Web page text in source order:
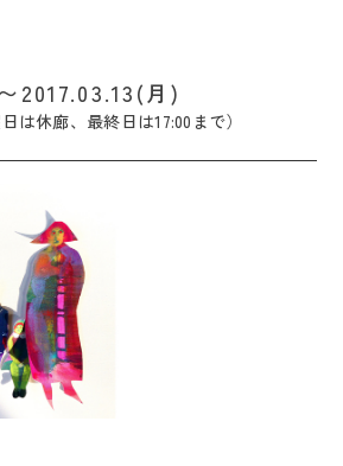
2017.03.13(月)
は休廊、最終日は17:00まで）